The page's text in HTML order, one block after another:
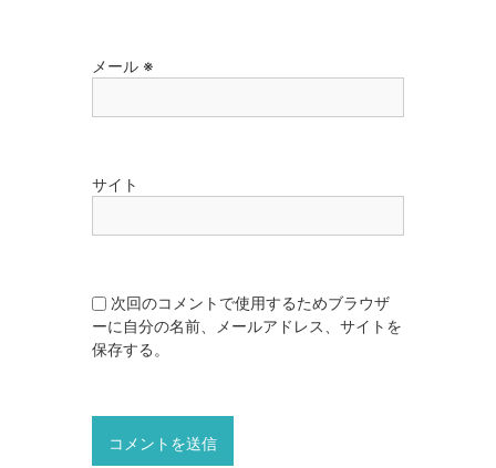
メール ※
サイト
次回のコメントで使用するためブラウザ
ーに自分の名前、メールアドレス、サイトを
保存する。